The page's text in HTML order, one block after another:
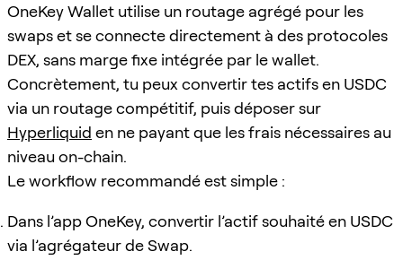
OneKey Wallet utilise un routage agrégé pour les
swaps et se connecte directement à des protocoles
DEX, sans marge fixe intégrée par le wallet.
Concrètement, tu peux convertir tes actifs en USDC
via un routage compétitif, puis déposer sur
Hyperliquid en ne payant que les frais nécessaires au
niveau on-chain.
Le workflow recommandé est simple :
Dans l’app OneKey, convertir l’actif souhaité en USDC
via l’agrégateur de Swap.